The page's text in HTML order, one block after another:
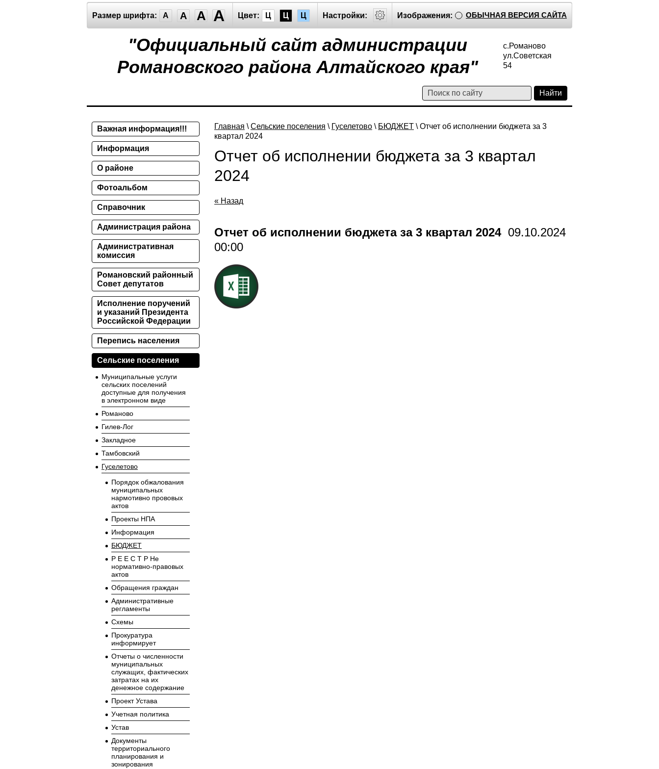
Размер шрифта: A A A A Цвет: Ц Ц Ц Настройки: Изображения: ОБЫЧНАЯ ВЕРСИЯ САЙТА
"Официальный сайт администрации
Романовского района Алтайского края"
с.Романово
ул.Советская
54
Главная \ Сельские поселения \ Гуcелетово \ БЮДЖЕТ \ Отчет об исполнении бюджета за 3
квартал 2024
Отчет об исполнении бюджета за 3 квартал
2024
« Назад
Отчет об исполнении бюджета за 3 квартал 202409.10.2024
00:00
Важная информация!!!
Информация
О районе
Фотоальбом
Справочник
Администрация района
Административная
комиссия
Романовский районный
Совет депутатов
Исполнение поручений
и указаний Президента
Российской Федерации
Перепись населения
Сельские поселения
Муниципальные услуги
сельских поселений
доступные для получения
в электронном виде
Романово
Гилев-Лог
Закладное
Тамбовский
Гуcелетово
Порядок обжалования
муниципальных
нармотивно прововых
актов
Проекты НПА
Информация
БЮДЖЕТ
Р Е Е С Т Р Не
нормативно-правовых
актов
Обращения граждан
Административные
регламенты
Схемы
Прокуратура
информирует
Отчеты о численности
муниципальных
служащих, фактических
затратах на их
денежное содержание
Проект Устава
Учетная политика
Устав
Документы
территориального
планирования и
зонирования